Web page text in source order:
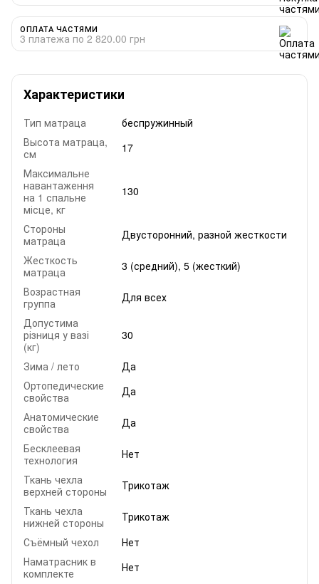
ОПЛАТА ЧАСТЯМИ
3 платежа по 2 820.00 грн
Характеристики
Тип матраца
беспружинный
Высота матраца,
см
17
Максимальне
навантаження
на 1 спальне
місце, кг
130
Стороны
матраца
Двусторонний, разной жесткости
Жесткость
матраца
3 (средний), 5 (жесткий)
Возрастная
группа
Для всех
Допустима
різниця у вазі
(кг)
30
Зима / лето
Да
Ортопедические
свойства
Да
Анатомические
свойства
Да
Бесклеевая
технология
Нет
Ткань чехла
верхней стороны
Трикотаж
Ткань чехла
нижней стороны
Трикотаж
Съёмный чехол
Нет
Наматрасник в
комплекте
Нет